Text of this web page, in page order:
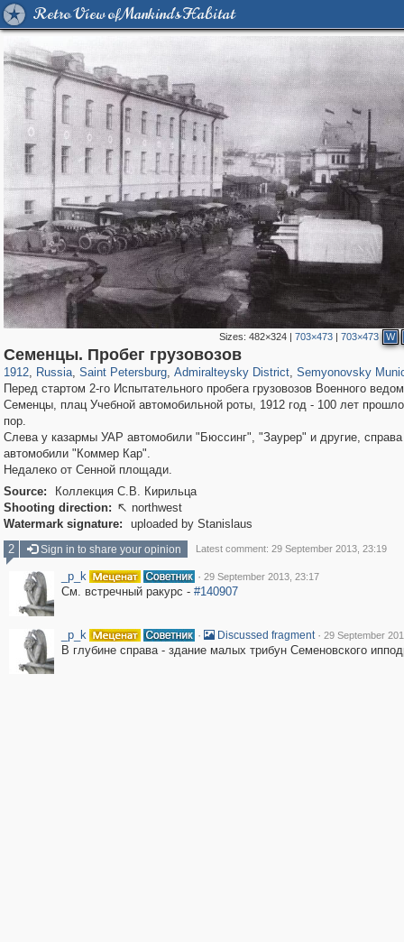
Retro View of Mankind's Habitat
Sizes: 482×324| 703×473| 703×473 W
Семенцы. Пробег грузовозов
1912, Russia
1,407,685 29,262
, Saint Petersburg
197,288 5,716
, Admiralteysky District
24,065 1,032
, Semyonovsky
63
Перед стартом 2-го Испытательного пробега грузовозов Военного
Семенцы, плац Учебной автомобильной роты, 1912 год - 100 лет
пор.
Слева у казармы УАР автомобили "Бюссинг", "Заурер" и другие, справа
автомобили "Коммер Кар".
Недалеко от Сенной площади.
Source:
Коллекция С.В. Кирильца
Shooting direction:  northwest
Watermark signature:
uploaded by Stanislaus
2
Sign in to share your opinion Latest comment: 29 September 2013, 23:19
_p_k · 29 September 2013, 23:17
См. встречный ракурс - #140907
_p_k · Discussed fragment · 29 September
В глубине справа - здание малых трибун Семеновского